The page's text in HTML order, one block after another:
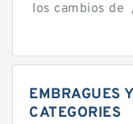
los cambios de
EMBRAGUES
CATEGORIES